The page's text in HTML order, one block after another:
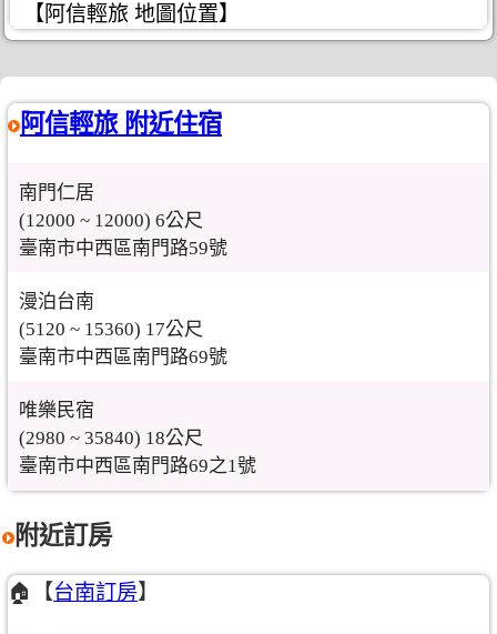
【阿信輕旅 地圖位置】
阿信輕旅 附近住宿
南門仁居
(12000 ~ 12000) 6公尺
臺南市中西區南門路59號
漫泊台南
(5120 ~ 15360) 17公尺
臺南市中西區南門路69號
唯樂民宿
(2980 ~ 35840) 18公尺
臺南市中西區南門路69之1號
附近訂房
🏠【台南訂房】